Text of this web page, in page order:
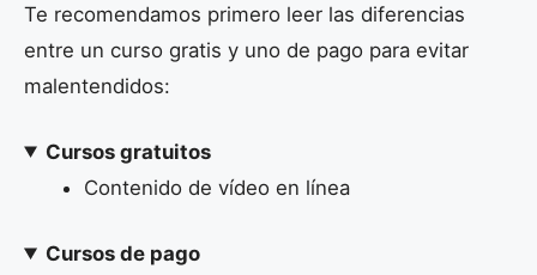
Te recomendamos primero leer las diferencias
entre un curso gratis y uno de pago para evitar
malentendidos:
Cursos gratuitos
Contenido de vídeo en línea
Cursos de pago